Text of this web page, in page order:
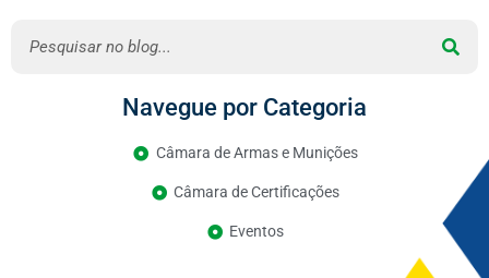
Navegue por Categoria
Câmara de Armas e Munições
Câmara de Certificações
Eventos